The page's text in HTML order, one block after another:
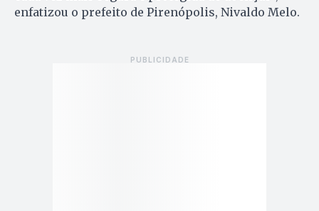
enfatizou o prefeito de Pirenópolis, Nivaldo Melo.